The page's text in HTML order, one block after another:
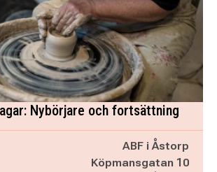
Nybörjare och fortsättning
ABF i Åstorp
Köpmansgatan 10